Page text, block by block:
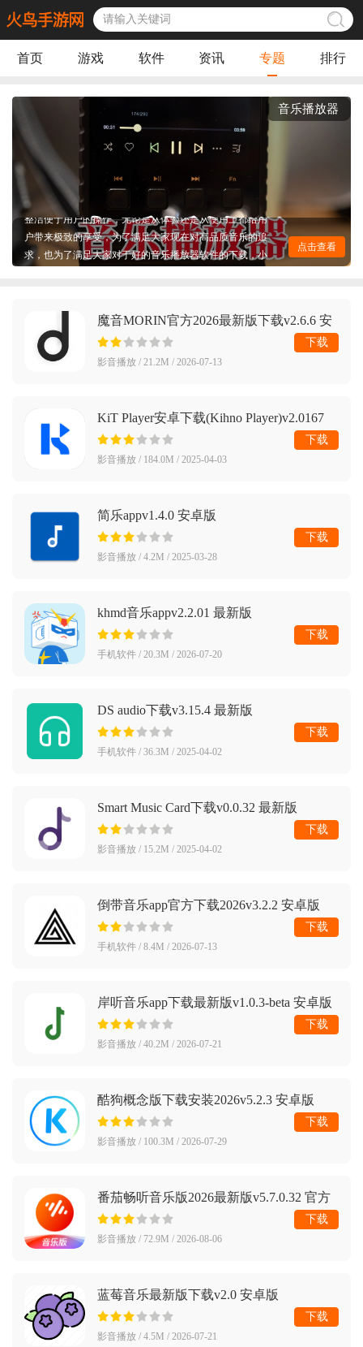
首页 游戏 软件 资讯 专题 排行
音乐播放器
音乐播放器是可以满足大家对于高音质追求音乐享受的软
件，软件能读取本地的音频文件，为用户提供优质的音频
服务，并且不会损耗音频文件的音质，同时软件页面干净
整洁便于用户的操作，无论是从体验还是从使用上都给用
户带来极致的享受，为了满足大家现在对高品质音乐的追
求，也为了满足大家对于好的音乐播放器软件的下载，小
编为大家整理出了一些好用的音乐播放器，欢迎大家下载
点击查看
魔音MORIN官方2026最新版下载v2.6.6 安
卓版
影音播放 / 21.2M / 2026-07-13
下载
KiT Player安卓下载(Kihno Player)v2.0167
最新版
影音播放 / 184.0M / 2025-04-03
下载
简乐appv1.4.0 安卓版
影音播放 / 4.2M / 2025-03-28
下载
khmd音乐appv2.2.01 最新版
手机软件 / 20.3M / 2026-07-20
下载
DS audio下载v3.15.4 最新版
手机软件 / 36.3M / 2025-04-02
下载
Smart Music Card下载v0.0.32 最新版
影音播放 / 15.2M / 2025-04-02
下载
倒带音乐app官方下载2026v3.2.2 安卓版
手机软件 / 8.4M / 2026-07-13
下载
岸听音乐app下载最新版v1.0.3-beta 安卓版
影音播放 / 40.2M / 2026-07-21
下载
酷狗概念版下载安装2026v5.2.3 安卓版
影音播放 / 100.3M / 2026-07-29
下载
番茄畅听音乐版2026最新版v5.7.0.32 官方
正版
影音播放 / 72.9M / 2026-08-06
下载
蓝莓音乐最新版下载v2.0 安卓版
影音播放 / 4.5M / 2026-07-21
下载